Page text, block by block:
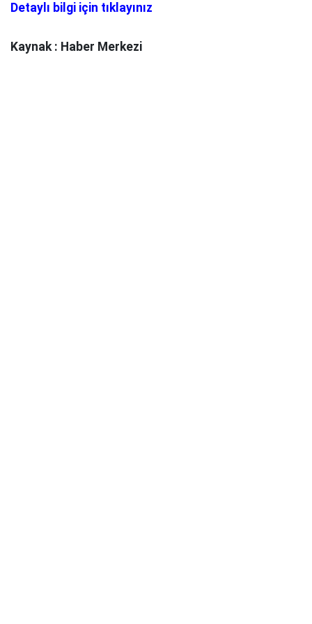
Detaylı bilgi için tıklayınız
Kaynak : Haber Merkezi